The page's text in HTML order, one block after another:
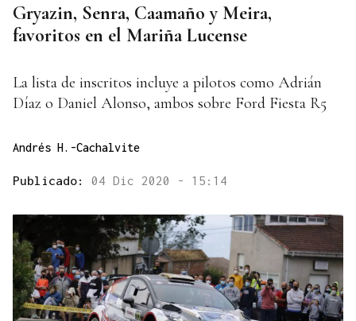
Gryazin, Senra, Caamaño y Meira,
favoritos en el Mariña Lucense
La lista de inscritos incluye a pilotos como Adrián
Díaz o Daniel Alonso, ambos sobre Ford Fiesta R5
Andrés H.-Cachalvite
Publicado: 04 Dic 2020 - 15:14